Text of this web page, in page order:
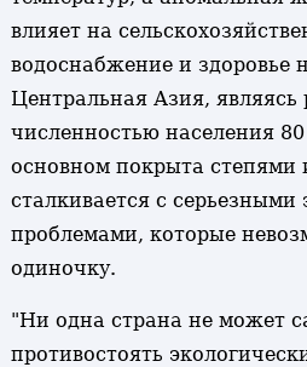
влияет на
водоснабжение и здоровье
Центральная Азия, являясь
численностью населения
основном покрыта степями
сталкивается с серьезными
проблемами, которые
одиночку.
"Ни одна страна не может
противостоять